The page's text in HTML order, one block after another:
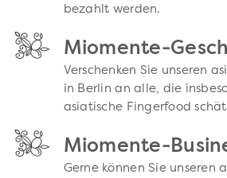
bezahlt werden.
Miomente-
Verschenken Sie unseren
in Berlin an alle, die
asiatische Fingerfood
Miomente-
Gerne können Sie unseren